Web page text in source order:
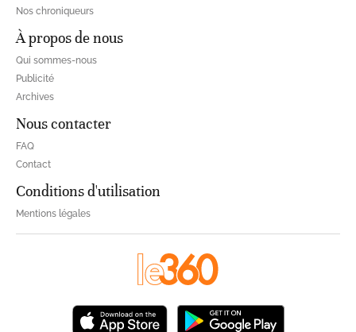
Nos chroniqueurs
À propos de nous
Qui sommes-nous
Publicité
Archives
Nous contacter
FAQ
Contact
Conditions d'utilisation
Mentions légales